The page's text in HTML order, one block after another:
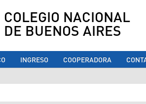
COLEGIO NACIONAL
DE BUENOS AIRES
INGRESO COOPERADORA
usted aquí